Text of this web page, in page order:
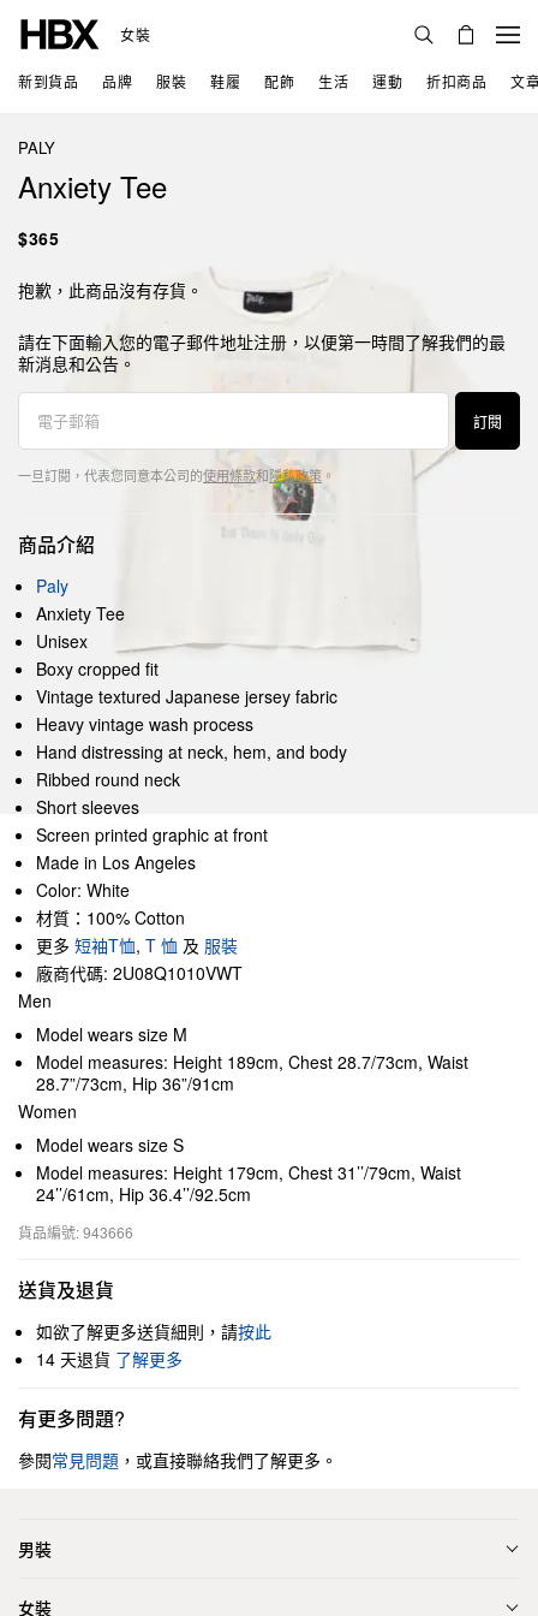
女裝
新到貨品 品牌 服裝 鞋履 配飾 生活 運動 折扣商品 文
PALY
Anxiety Tee
$365
抱歉，此商品沒有存貨。
請在下面輸入您的電子郵件地址注册，以便第一時間了解我們的最
新消息和公告。
訂閱
一旦訂閱，代表您同意本公司的使用條款和隱私政策 。
商品介紹
Paly
Anxiety Tee
Unisex
Boxy cropped fit
Vintage textured Japanese jersey fabric
Heavy vintage wash process
Hand distressing at neck, hem, and body
Ribbed round neck
Short sleeves
Screen printed graphic at front
Made in Los Angeles
Color: White
材質：100% Cotton
更多 短袖T恤, T 恤 及 服裝
廠商代碼: 2U08Q1010VWT
Men
Model wears size M
Model measures: Height 189cm, Chest 28.7/73cm, Waist
28.7”/73cm, Hip 36”/91cm
Women
Model wears size S
Model measures: Height 179cm, Chest 31’’/79cm, Waist
24’’/61cm, Hip 36.4’’/92.5cm
貨品編號: 943666
送貨及退貨
如欲了解更多送貨細則，請按此
14 天退貨 了解更多
有更多問題?
參閱常見問題 ，或直接聯絡我們了解更多。
男裝
女裝